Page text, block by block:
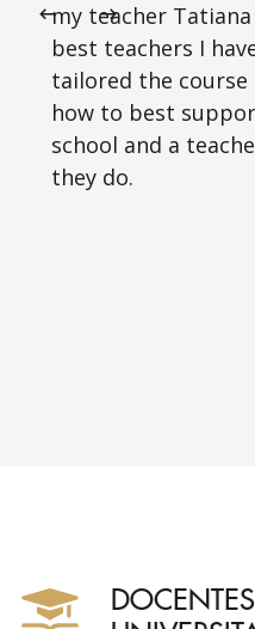
my teacher
best teachers I
tailored the course
how to best
school and a
they do.